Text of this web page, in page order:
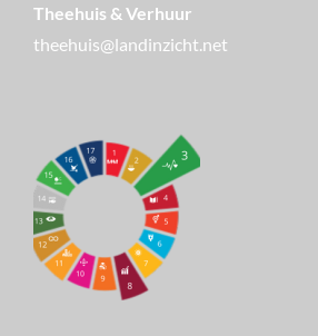
Theehuis & Verhuur
theehuis@landinzicht.net